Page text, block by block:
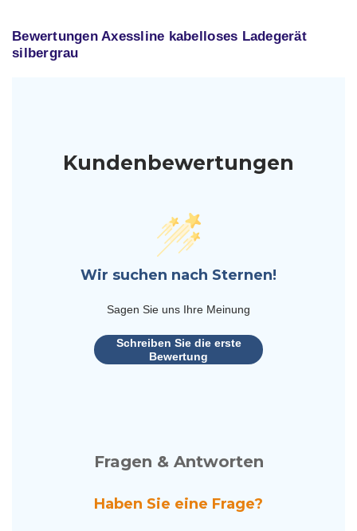
Bewertungen Axessline kabelloses Ladegerät
silbergrau
Kundenbewertungen
Wir suchen nach Sternen!
Sagen Sie uns Ihre Meinung
Schreiben Sie die erste
Bewertung
Fragen & Antworten
Haben Sie eine Frage?